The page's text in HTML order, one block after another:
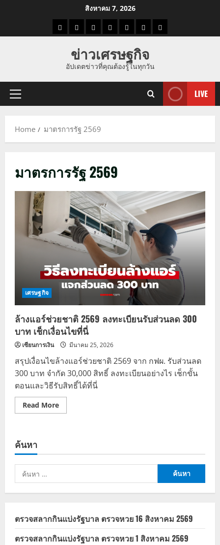
สิงหาคม 7, 2026
ราคาแนว
ราคา
ทอง
ข่าว
นี้
ข่าว
ดูด
ที่
ผู้ชาย
ข่าวเศรษฐกิจ
อัปเดตข่าวที่คุณต้องรู้ในทุกวัน
Primary
LIVE
Home มาตรการรัฐ 2569
มาตรการรัฐ 2569
เศรษฐกิจ
ล้างแอร์ช่วยชาติ 2569 ลงทะเบียนรับส่วนลด 300
บาท เช็กเงื่อนไขที่นี่
เซียนการเงิน มีนาคม 25, 2026
สรุปเงื่อนไขล้างแอร์ช่วยชาติ 2569 จาก กฟผ. รับส่วนลด
300 บาท จำกัด 30,000 สิทธิ์ ลงทะเบียนอย่างไร เช็กขั้น
ตอนและวิธีรับสิทธิ์ได้ที่นี่
Read MoreRead
more
2569
ทะเบียน
ส่วนลด
บาท
ที่
นี่
ค้นหา
ค้นหา
สำหรับ:
ตรวจสลากกินแบ่งรัฐบาล ตรวจหวย 16 สิงหาคม 2569
ตรวจสลากกินแบ่งรัฐบาล ตรวจหวย 1 สิงหาคม 2569